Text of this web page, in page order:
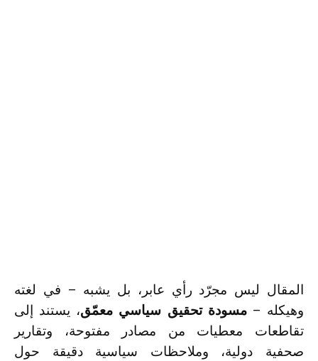
المقال ليس مجرّد رأي عابر، بل يشبه – في لغته
وهيكله –مسودة تحقيق سياسي معمّق، يستند إلى
تقاطعات معطيات من مصادر مفتوحة، وتقارير
صحفية دولية، وملاحظات سياسية دقيقة حول